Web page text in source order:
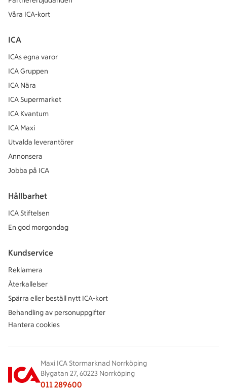
Våra ICA-kort
ICA
ICAs egna varor
ICA Gruppen
ICA Nära
ICA Supermarket
ICA Kvantum
ICA Maxi
Utvalda leverantörer
Annonsera
Jobba på ICA
Hållbarhet
ICA Stiftelsen
En god morgondag
Kundservice
Reklamera
Återkallelser
Spärra eller beställ nytt ICA-kort
Behandling av personuppgifter
Hantera cookies
Maxi ICA Stormarknad Norrköping
Blygatan 27, 60223 Norrköping
011 289600